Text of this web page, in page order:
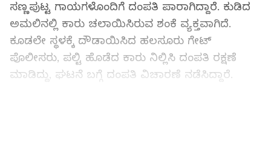
ಸಣ್ಣಪುಟ್ಟ ಗಾಯಗಳೊಂದಿಗೆ ದಂಪತಿ ಪಾರಾಗಿದ್ದಾರೆ. ಕುಡಿದ
ಅಮಲಿನಲ್ಲಿ ಕಾರು ಚಲಾಯಿಸಿರುವ ಶಂಕೆ ವ್ಯಕ್ತವಾಗಿದೆ.
ಕೂಡಲೇ ಸ್ಥಳಕ್ಕೆ ದೌಡಾಯಿಸಿದ ಹಲಸೂರು ಗೇಟ್
ಪೊಲೀಸರು, ಪಲ್ಟಿ ಹೊಡೆದ ಕಾರು ನಿಲ್ಲಿಸಿ ದಂಪತಿ ರಕ್ಷಣೆ
ಮಾಡಿದ್ದು, ಘಟನೆ ಬಗ್ಗೆ ದಂಪತಿ ವಿಚಾರಣೆ ನಡೆಸಿದ್ದಾರೆ.